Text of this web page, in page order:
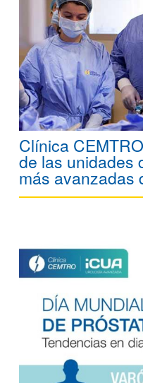
Clínica
de las unidades
más avanzadas